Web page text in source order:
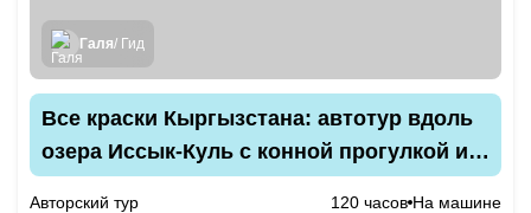
Галя/ Гид
Все краски Кыргызстана: автотур вдоль
озера Иссык-Куль с конной прогулкой и
Авторский тур 120 часов На машине